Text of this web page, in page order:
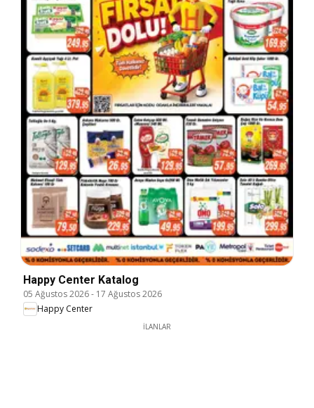
Happy Center Katalog
05 Ağustos 2026- 17 Ağustos 2026
Happy Center
İLANLAR